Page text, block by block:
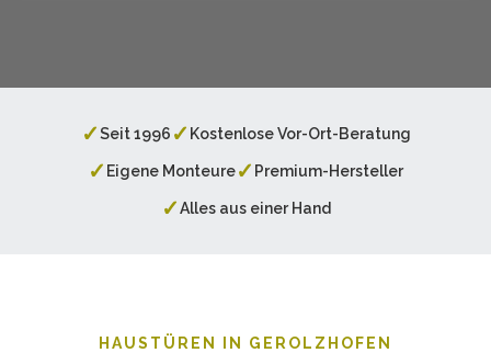
✓Seit 1996 ✓ Kostenlose Vor-Ort-Beratung
✓ Eigene Monteure✓ Premium-Hersteller
✓Alles aus einer Hand
HAUSTÜREN IN GEROLZHOFEN